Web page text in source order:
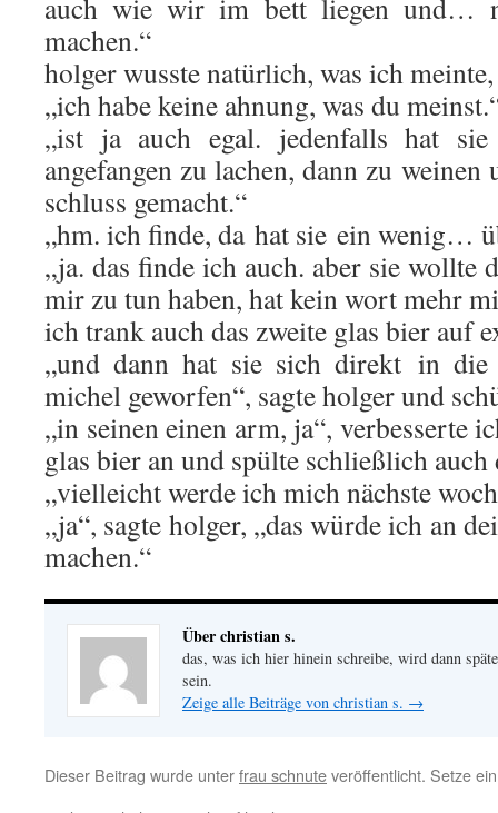
auch wie wir im bett liegen und…
machen.“
holger wusste natürlich, was ich
„ich habe keine ahnung, was du
„ist ja auch egal. jedenfalls hat
angefangen zu lachen, dann zu
schluss gemacht.“
„hm. ich finde, da hat sie ein wenig…
„ja. das finde ich auch. aber sie wollte
mir zu tun haben, hat kein wort mehr
ich trank auch das zweite glas bier auf
„und dann hat sie sich direkt in die
michel geworfen“, sagte holger und
„in seinen einen arm, ja“, verbesserte
glas bier an und spülte schließlich
„vielleicht werde ich mich nächste
„ja“, sagte holger, „das würde ich an
machen.“
Über christian s.
das, was ich hier hinein schreibe, wird dann
sein.
Zeige alle Beiträge von christian s. →
Dieser Beitrag wurde unterfrau schnuteveröffentlicht. Setze